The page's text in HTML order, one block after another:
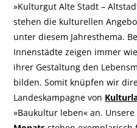
»Kulturgut Alte Stadt –
stehen die kulturellen
unter diesem Jahresthema.
Innenstädte zeigen immer
ihrer Gestaltung den
bilden. Somit knüpfen wir
Landeskampagne von
»Baukultur leben« an. Unsere